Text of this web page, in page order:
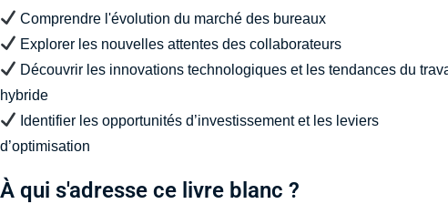
Comprendre l'évolution du marché des bureaux
Explorer les nouvelles attentes des collaborateurs
Découvrir les innovations technologiques et les tendances du
hybride
Identifier les opportunités d’investissement et les leviers
d’optimisation
À qui s'adresse ce livre blanc ?